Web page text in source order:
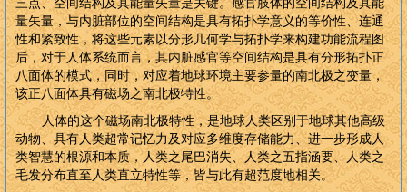
量矢量，与内脏部位的空间结构是具有拓扑学意义的等价性、连通
性和紧致性，将这些元素以分形几何学与拓扑学来构建功能流程图
后，对于人体系统而言，其内脏感官等空间结构是具有分形拓扑正
八面体的模式，同时，对应着地球环境主要参量的南北极之变量，
该正八面体具有磁场之南北极特性。
人体的这个磁场南北极特性，是地球人类区别于地球其他高级
动物、具有人类超常记忆力及对应多维度存储能力、进一步形成人
类智慧的根源和本质，人类之尾巴消失、人类之五指涵要、人类之
毛发分布直至人类直立特性等，皆与此有超范度地相关。